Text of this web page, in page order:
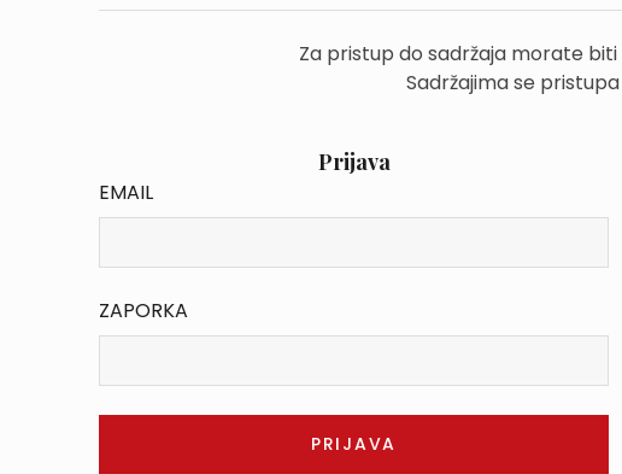
Za pristup do sadržaja morate
Sadržajima se
Prijava
EMAIL
ZAPORKA